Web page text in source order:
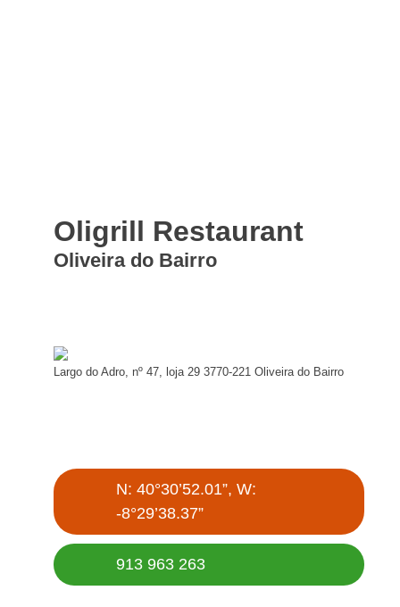
Oligrill Restaurant
Oliveira do Bairro
Largo do Adro, nº 47, loja 29 3770-221 Oliveira do Bairro
N: 40°30’52.01”, W:
-8°29’38.37”
913 963 263